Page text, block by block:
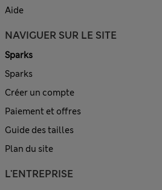
Aide
NAVIGUER SUR LE SITE
Sparks
Sparks
Créer un compte
Paiement et offres
Guide des tailles
Plan du site
L'ENTREPRISE